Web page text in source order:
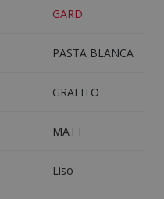
GARD
PASTA BLANCA
GRAFITO
MATT
Liso